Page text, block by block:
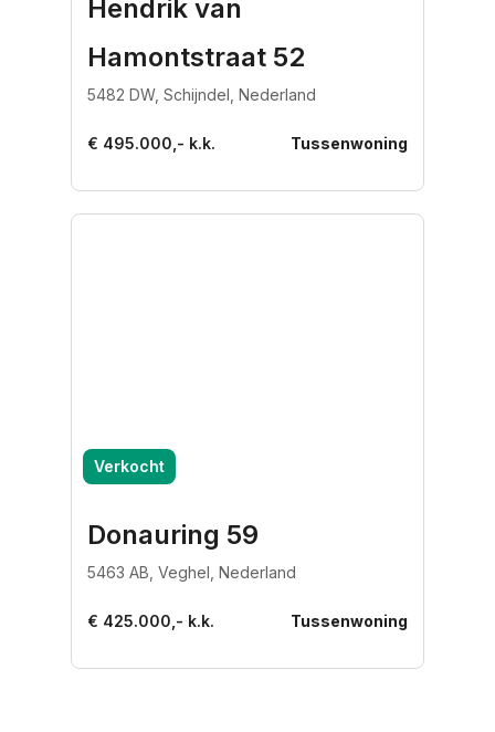
Hendrik van
Hamontstraat 52
5482 DW, Schijndel, Nederland
€ 495.000,- k.k. Tussenwoning
Verkocht
Donauring 59
5463 AB, Veghel, Nederland
€ 425.000,- k.k. Tussenwoning